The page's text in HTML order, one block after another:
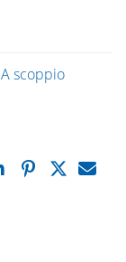
A scoppio